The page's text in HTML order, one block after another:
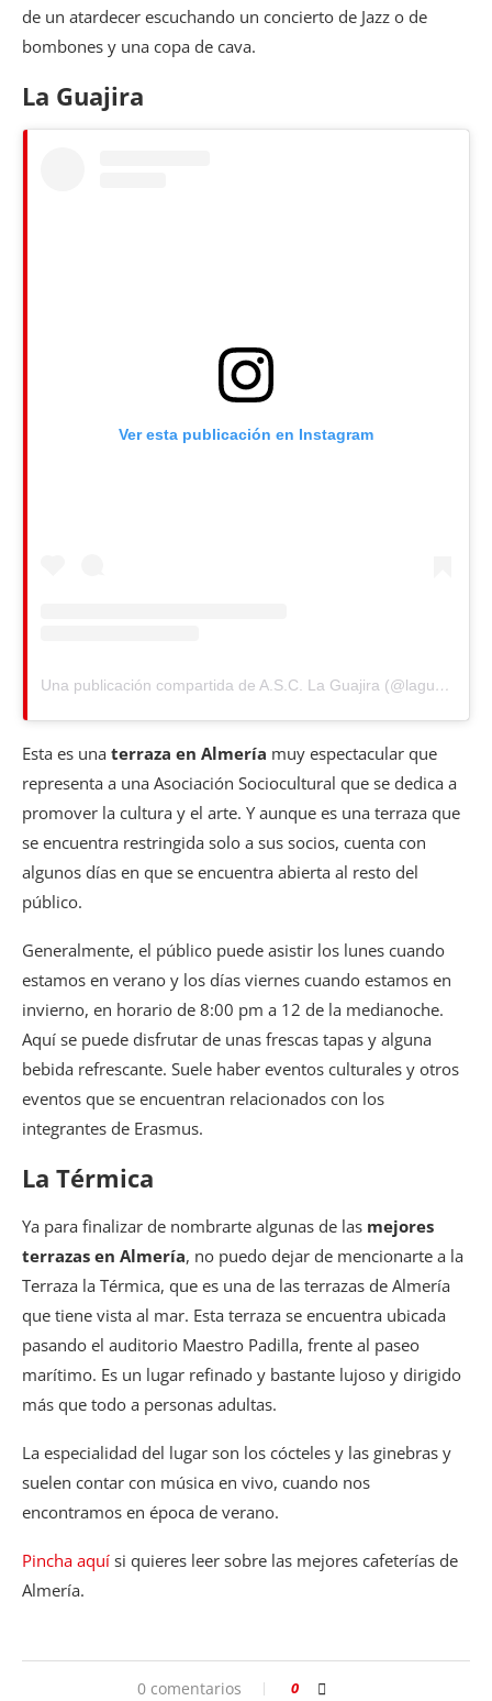
de un atardecer escuchando un concierto de Jazz o de
bombones y una copa de cava.
La Guajira
Ver esta publicación en Instagram
Una publicación compartida de A.S.C. La Guajira (@laguajira_almeria)
Esta es una terraza en Almería muy espectacular que
representa a una Asociación Sociocultural que se dedica a
promover la cultura y el arte. Y aunque es una terraza que
se encuentra restringida solo a sus socios, cuenta con
algunos días en que se encuentra abierta al resto del
público.
Generalmente, el público puede asistir los lunes cuando
estamos en verano y los días viernes cuando estamos en
invierno, en horario de 8:00 pm a 12 de la medianoche.
Aquí se puede disfrutar de unas frescas tapas y alguna
bebida refrescante. Suele haber eventos culturales y otros
eventos que se encuentran relacionados con los
integrantes de Erasmus.
La Térmica
Ya para finalizar de nombrarte algunas de las mejores
terrazas en Almería, no puedo dejar de mencionarte a la
Terraza la Térmica, que es una de las terrazas de Almería
que tiene vista al mar. Esta terraza se encuentra ubicada
pasando el auditorio Maestro Padilla, frente al paseo
marítimo. Es un lugar refinado y bastante lujoso y dirigido
más que todo a personas adultas.
La especialidad del lugar son los cócteles y las ginebras y
suelen contar con música en vivo, cuando nos
encontramos en época de verano.
Pincha aquí si quieres leer sobre las mejores cafeterías de
Almería.
0 comentarios 0